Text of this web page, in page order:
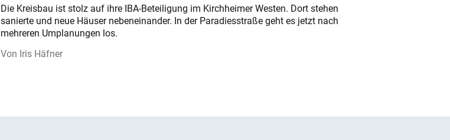
Die Kreisbau ist stolz auf ihre IBA-Beteiligung im Kirchheimer Westen. Dort stehen
sanierte und neue Häuser nebeneinander. In der Paradiesstraße geht es jetzt nach
mehreren Umplanungen los.
Iris Häfner